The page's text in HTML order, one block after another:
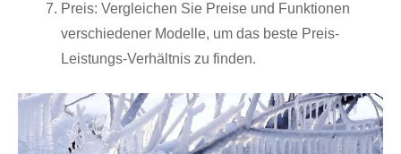
Preis: Vergleichen Sie Preise und Funktionen
verschiedener Modelle, um das beste Preis-
Leistungs-Verhältnis zu finden.